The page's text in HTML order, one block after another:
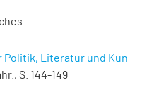
Literatur und Kun
S. 144-149